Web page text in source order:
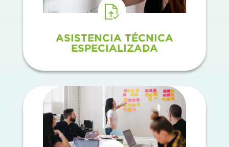
ASISTENCIA TÉCNICA
ESPECIALIZADA